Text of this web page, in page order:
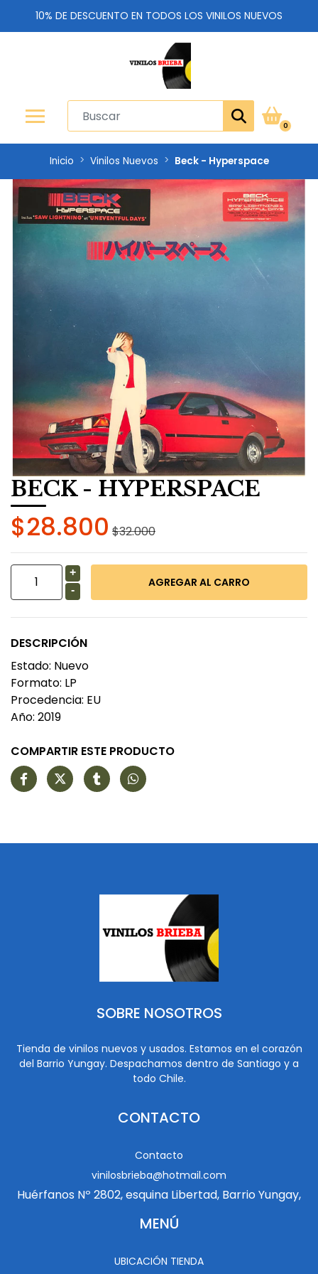
10% DE DESCUENTO EN TODOS LOS VINILOS NUEVOS
0
Inicio Vinilos Nuevos Beck - Hyperspace
BECK - HYPERSPACE
$28.800 $32.000
+
-
DESCRIPCIÓN
Estado: Nuevo
Formato: LP
Procedencia: EU
Año: 2019
COMPARTIR ESTE PRODUCTO
SOBRE NOSOTROS
Tienda de vinilos nuevos y usados. Estamos en el corazón
del Barrio Yungay. Despachamos dentro de Santiago y a
todo Chile.
CONTACTO
Contacto
vinilosbrieba@hotmail.com
Huérfanos Nº 2802, esquina Libertad, Barrio Yungay,
MENÚ
UBICACIÓN TIENDA